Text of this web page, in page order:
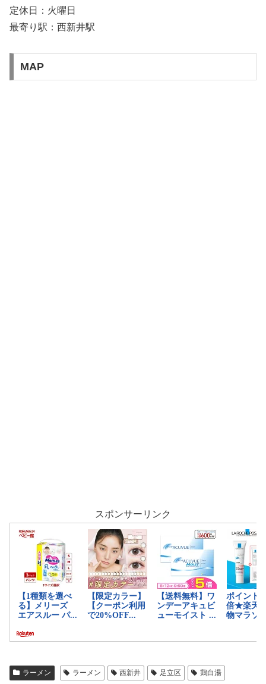
定休日：火曜日
最寄り駅：西新井駅
MAP
スポンサーリンク
ラーメン ラーメン 西新井 足立区 鶏白湯